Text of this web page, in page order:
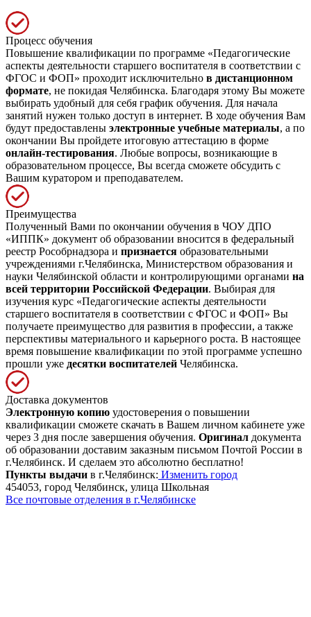
Процесс обучения
Повышение квалификации по программе «Педагогические
аспекты деятельности старшего воспитателя в соответствии с
ФГОС и ФОП» проходит исключительно в дистанционном
формате, не покидая Челябинска. Благодаря этому Вы можете
выбирать удобный для себя график обучения. Для начала
занятий нужен только доступ в интернет. В ходе обучения Вам
будут предоставлены электронные учебные материалы, а по
окончании Вы пройдете итоговую аттестацию в форме
онлайн-тестирования. Любые вопросы, возникающие в
образовательном процессе, Вы всегда сможете обсудить с
Вашим куратором и преподавателем.
Преимущества
Полученный Вами по окончании обучения в ЧОУ ДПО
«ИППК» документ об образовании вносится в федеральный
реестр Рособрнадзора и признается образовательными
учреждениями г.Челябинска, Министерством образования и
науки Челябинской области и контролирующими органами на
всей территории Российской Федерации. Выбирая для
изучения курс «Педагогические аспекты деятельности
старшего воспитателя в соответствии с ФГОС и ФОП» Вы
получаете преимущество для развития в профессии, а также
перспективы материального и карьерного роста. В настоящее
время повышение квалификации по этой программе успешно
прошли уже десятки воспитателей Челябинска.
Доставка документов
Электронную копию удостоверения о повышении
квалификации сможете скачать в Вашем личном кабинете уже
через 3 дня после завершения обучения. Оригинал документа
об образовании доставим заказным письмом Почтой России в
г.Челябинск. И сделаем это абсолютно бесплатно!
Пункты выдачи в г.Челябинск: Изменить город
454053, город Челябинск, улица Школьная
Все почтовые отделения в г.Челябинске